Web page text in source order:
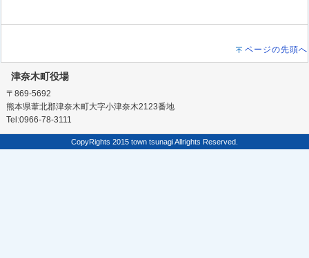
ページの先頭へ
津奈木町役場
〒869-5692
熊本県葦北郡津奈木町大字小津奈木2123番地
Tel:0966-78-3111
CopyRights 2015 town tsunagi Allrights Reserved.